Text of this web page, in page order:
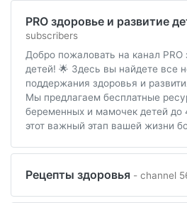
PRO здоровье и развитие
subscribers
Добро пожаловать на канал PRO
детей! 🌟 Здесь вы найдете все
поддержания здоровья и
Мы предлагаем бесплатные
беременных и мамочек детей до
этот важный этап вашей жизни
Рецепты здоровья - channel